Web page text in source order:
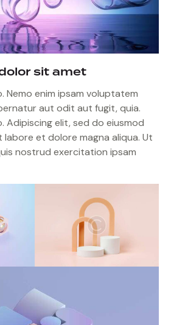
sit amet
Nemo enim ipsam voluptatem
aut odit aut fugit, quia.
Adipiscing elit, sed do eiusmod
et dolore magna aliqua. Ut
nostrud exercitation ipsam